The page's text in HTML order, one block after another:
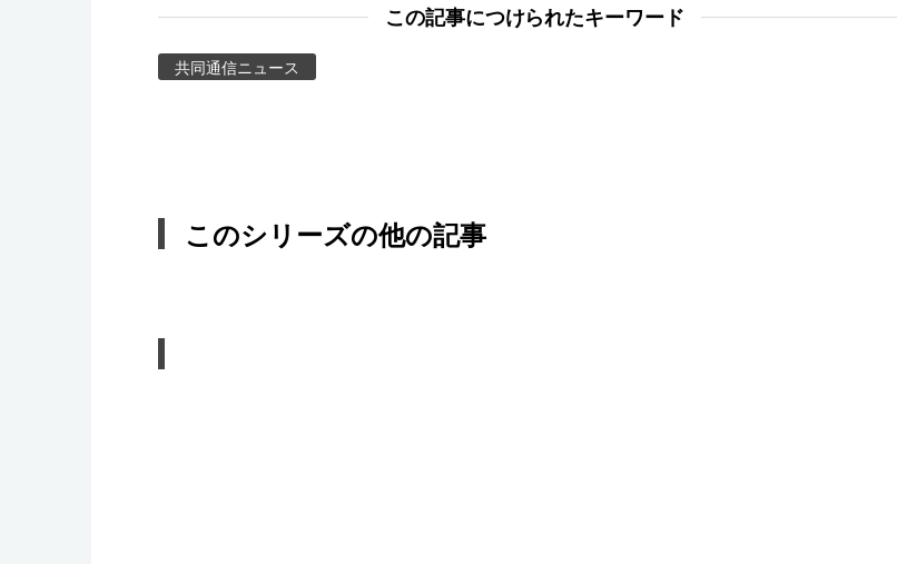
この記事につけられたキーワード
共同通信ニュース
このシリーズの他の記事